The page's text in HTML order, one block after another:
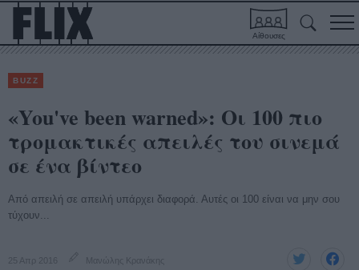
Αίθουσες
BUZZ
«You've been warned»: Οι 100 πιο
τρομακτικές απειλές του σινεμά
σε ένα βίντεο
Από απειλή σε απειλή υπάρχει διαφορά. Αυτές οι 100 είναι να μην σου
τύχουν...
25 Απρ 2016 Μανώλης Κρανάκης